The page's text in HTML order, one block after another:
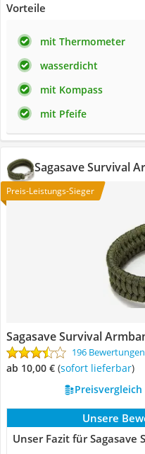
Vorteile
mit Thermometer
wasserdicht
mit Kompass
mit Pfeife
Sagasave Survival
Preis-Leistungs-Sieger
Sagasave Survival
196 Bewertungen
ab 10,00 € ( Sofort lieferbar)
Unsere
Unser Fazit für Sagasave